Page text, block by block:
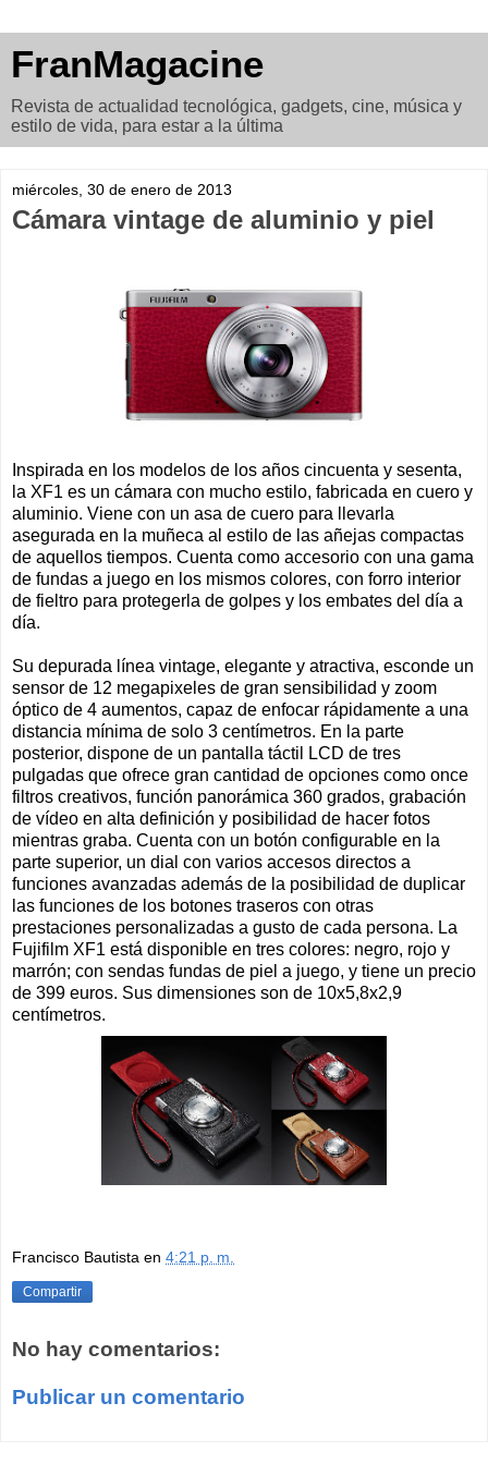
FranMagacine
Revista de actualidad tecnológica, gadgets, cine, música y
estilo de vida, para estar a la última
miércoles, 30 de enero de 2013
Cámara vintage de aluminio y piel
Inspirada en los modelos de los años cincuenta y sesenta,
la XF1 es un cámara con mucho estilo, fabricada en cuero y
aluminio. Viene con un asa de cuero para llevarla
asegurada en la muñeca al estilo de las añejas compactas
de aquellos tiempos. Cuenta como accesorio con una gama
de fundas a juego en los mismos colores, con forro interior
de fieltro para protegerla de golpes y los embates del día a
día.
Su depurada línea vintage, elegante y atractiva, esconde un
sensor de 12 megapixeles de gran sensibilidad y zoom
óptico de 4 aumentos, capaz de enfocar rápidamente a una
distancia mínima de solo 3 centímetros. En la parte
posterior, dispone de un pantalla táctil LCD de tres
pulgadas que ofrece gran cantidad de opciones como once
filtros creativos, función panorámica 360 grados, grabación
de vídeo en alta definición y posibilidad de hacer fotos
mientras graba. Cuenta con un botón configurable en la
parte superior, un dial con varios accesos directos a
funciones avanzadas además de la posibilidad de duplicar
las funciones de los botones traseros con otras
prestaciones personalizadas a gusto de cada persona. La
Fujifilm XF1 está disponible en tres colores: negro, rojo y
marrón; con sendas fundas de piel a juego, y tiene un precio
de 399 euros. Sus dimensiones son de 10x5,8x2,9
centímetros.
Francisco Bautista en 4:21 p. m.
Compartir
No hay comentarios:
Publicar un comentario